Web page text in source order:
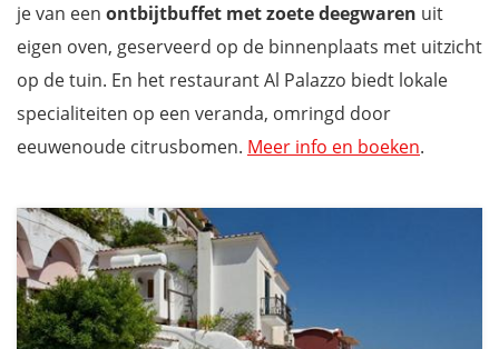
je van een ontbijtbuffet met zoete deegwaren uit
eigen oven, geserveerd op de binnenplaats met uitzicht
op de tuin. En het restaurant Al Palazzo biedt lokale
specialiteiten op een veranda, omringd door
eeuwenoude citrusbomen. Meer info en boeken.